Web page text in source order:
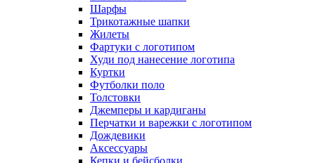
Шарфы
Трикотажные шапки
Жилеты
Фартуки с логотипом
Худи под нанесение логотипа
Куртки
Футболки поло
Толстовки
Джемперы и кардиганы
Перчатки и варежки с логотипом
Дождевики
Аксессуары
Кепки и бейсболки